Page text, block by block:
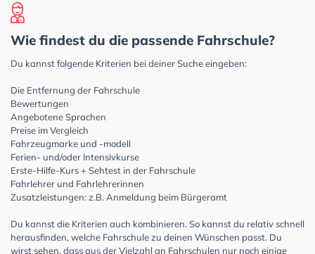
Wie findest du die passende Fahrschule?
Du kannst folgende Kriterien bei deiner Suche eingeben:
Die Entfernung der Fahrschule
Bewertungen
Angebotene Sprachen
Preise im Vergleich
Fahrzeugmarke und -modell
Ferien- und/oder Intensivkurse
Erste-Hilfe-Kurs + Sehtest in der Fahrschule
Fahrlehrer und Fahrlehrerinnen
Zusatzleistungen: z.B. Anmeldung beim Bürgeramt
Du kannst die Kriterien auch kombinieren. So kannst du relativ schnell
herausfinden, welche Fahrschule zu deinen Wünschen passt. Du
wirst sehen, dass aus der Vielzahl an Fahrschulen nur noch einige